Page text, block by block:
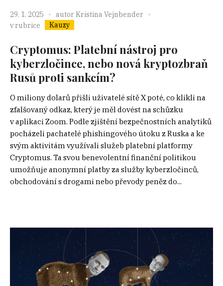
29. 1. 2025 autor Kristina Vejnbender
v rubrice
Kauzy
Cryptomus: Platební nástroj pro
kyberzločince, nebo nová kryptozbraň
Rusů proti sankcím?
O miliony dolarů přišli uživatelé sítě X poté, co klikli na
zfalšovaný odkaz, který je měl dovést na schůzku
v aplikaci Zoom. Podle zjištění bezpečnostních analytiků
pocházeli pachatelé phishingového útoku z Ruska a ke
svým aktivitám využívali služeb platební platformy
Cryptomus. Ta svou benevolentní finanční politikou
umožňuje anonymní platby za služby kyberzločinců,
obchodování s drogami nebo převody peněz do...